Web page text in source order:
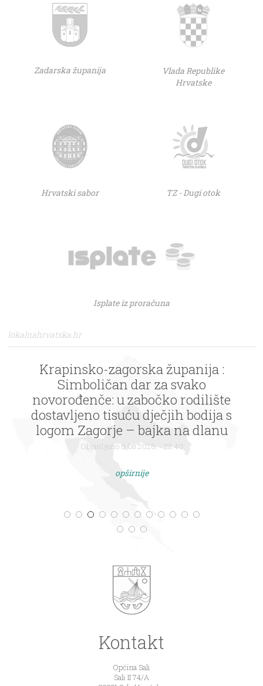
Zadarska županija
Vlada Republike
Hrvatske
Hrvatski sabor TZ - Dugi otok
Isplate iz proračuna
lokalnahrvatska.hr
Krapinsko-zagorska županija :
Simboličan dar za svako
novorođenče: u zabočko rodilište
dostavljeno tisuću dječjih bodija s
logom Zagorje – bajka na dlanu
Objavljeno 6.08.2026. - 23:40
opširnije
Kontakt
Općina Sali
Sali II 74/A